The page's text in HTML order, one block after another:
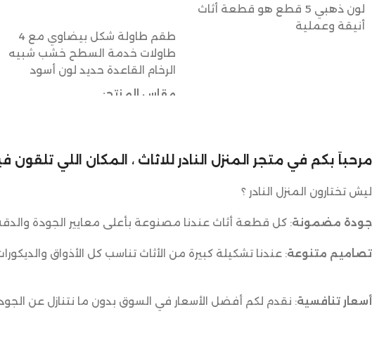
لون ذهبي 5 قطع هو قطعة أثاث
أنيقة وعملية
طقم طاولة شكل بيضاوي مع 4
طاولات خدمة السطح خشب شبيه
الرخام القاعدة حديد لون أسود
مقاس المنتج:
العرض 60 سم
الطاولات الصغيرة
الارتفاع 55 سم
مرحباً بكم في متجر المنزل النادر للاثاث ، المكان اللي
ليش تختارون المنزل النادر ؟
جودة مضمونة: كل قطعة أثاث عندنا مصنوعة بأعلى معايير الجودة
تصاميم متنوعة: عندنا تشكيلة كبيرة من الأثاث تناسب كل الأذواق
أسعار تنافسية: نقدم لكم أفضل الأسعار في السوق بدون ما نتنازل عن